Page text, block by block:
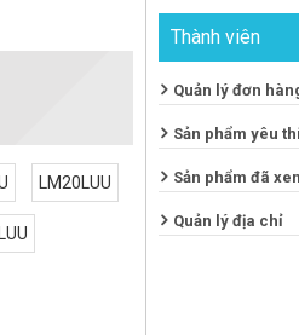
LM20LUU
Thành viên
Quản lý đơn
Sản phẩm yêu
Sản phẩm đã
Quản lý địa chỉ